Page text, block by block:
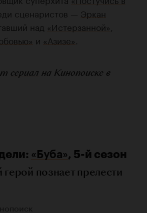
сценаристов — Эркан
над «Истерзанной»
и «Азизе»
сериал на Кинопоиске в
«Буба», 5-й сезон
познает прелести